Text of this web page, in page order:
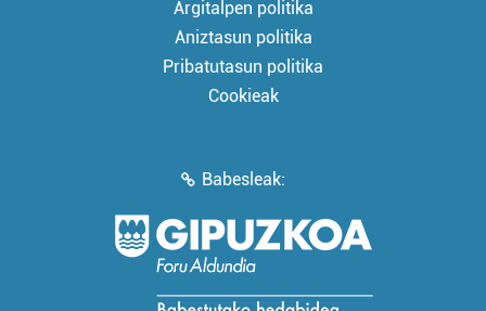
Argitalpen politika
Aniztasun politika
Pribatutasun politika
Cookieak
Babesleak: